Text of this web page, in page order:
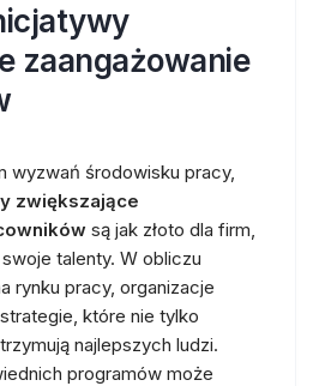
zaangażowanie
wyzwań środowisku pracy,
zwiększające
są jak złoto dla firm,
talenty. W obliczu
rynku pracy, organizacje
które nie tylko
najlepszych ludzi.
programów może